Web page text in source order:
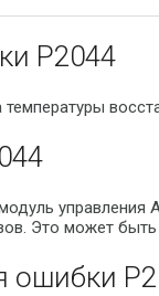
P2044
Это может
ошибки